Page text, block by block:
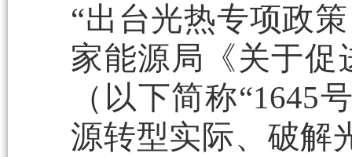
“出台光热专项政
家能源局《关于
（以下简称“1645
源转型实际、破解